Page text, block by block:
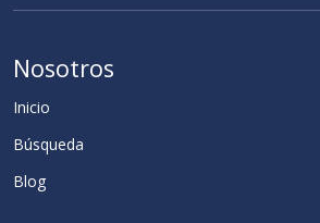
Nosotros
Inicio
Búsqueda
Blog